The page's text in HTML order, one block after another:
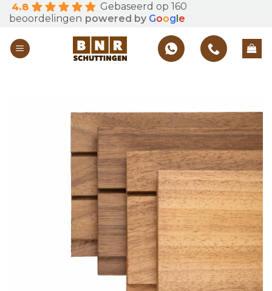
Skip
to
content
4.8
Gebaseerd op 160
beoordelingen powered by Goog e